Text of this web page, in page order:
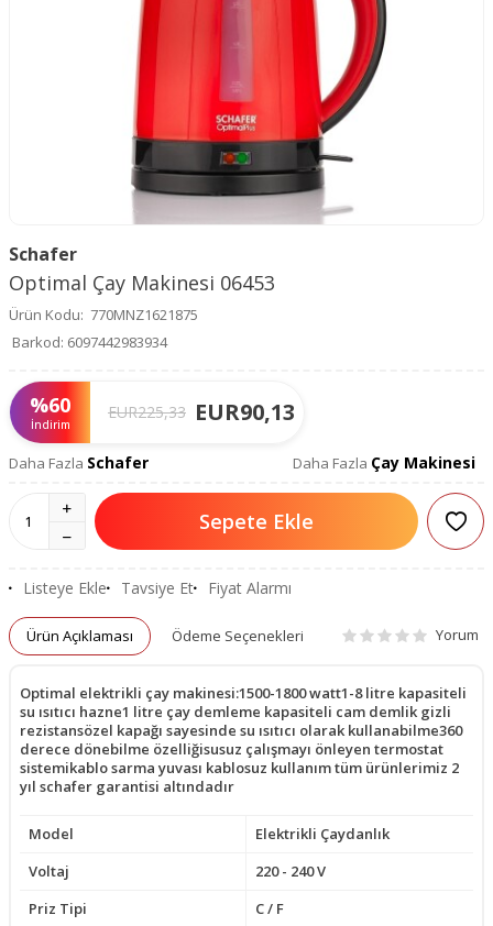
Schafer
Optimal Çay Makinesi 06453
Ürün Kodu: 770MNZ1621875
Barkod: 6097442983934
%60
İndirim
EUR225,33 EUR90,13
Daha Fazla Schafer Daha Fazla Çay Makinesi
Sepete Ekle
Listeye Ekle Tavsiye Et Fiyat Alarmı
Ürün Açıklaması Ödeme Seçenekleri Yorum
Optimal elektrikli çay makinesi:1500-1800 watt1-8 litre kapasiteli
su ısıtıcı hazne1 litre çay demleme kapasiteli cam demlik gizli
rezistansözel kapağı sayesinde su ısıtıcı olarak kullanabilme360
derece dönebilme özelliğisusuz çalışmayı önleyen termostat
sistemikablo sarma yuvası kablosuz kullanım tüm ürünlerimiz 2
yıl schafer garantisi altındadır
Model
Elektrikli Çaydanlık
Voltaj
220 - 240 V
Priz Tipi
C / F